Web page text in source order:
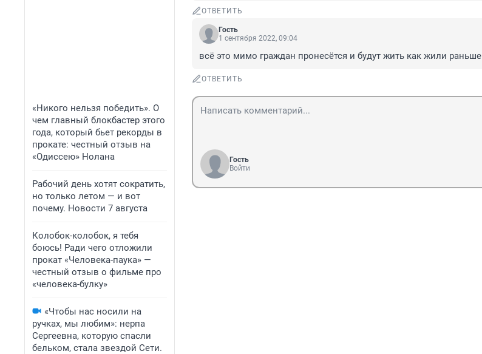
«Никого нельзя победить». О
чем главный блокбастер этого
года, который бьет рекорды в
прокате: честный отзыв на
«Одиссею» Нолана
Рабочий день хотят сократить,
но только летом — и вот
почему. Новости 7 августа
Колобок-колобок, я тебя
боюсь! Ради чего отложили
прокат «Человека-паука» —
честный отзыв о фильме про
«человека-булку»
«Чтобы нас носили на
ручках, мы любим»: нерпа
Сергеевна, которую спасли
бельком, стала звездой Сети.
ОТВЕТИТЬ
Гость
1 сентября 2022, 09:04
всё это мимо граждан пронесётся и будут жить как жили раньше
ОТВЕТИТЬ
Гость
Войти